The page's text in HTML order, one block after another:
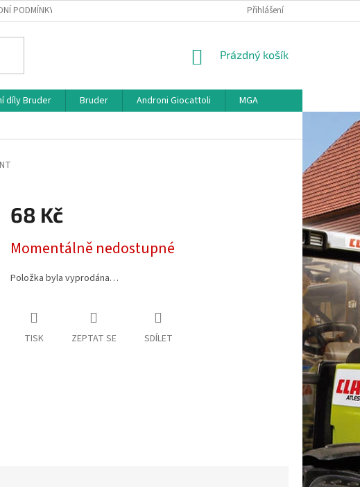
PODMÍNKY MAPA SERVERU
Přihlášení
NÁKUPNÍ
Prázdný košík
díly Bruder Bruder Androni Giocattoli
MGA
68 Kč
cena:
Momentálně nedostupné
Položka byla vyprodána…
TISK ZEPTAT SE SDÍLET